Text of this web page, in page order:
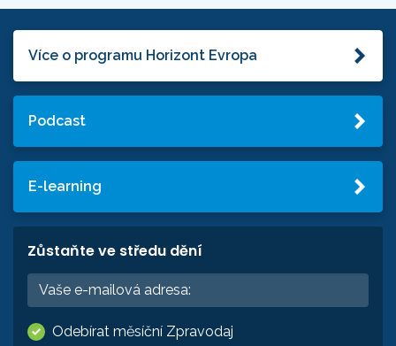
Více o programu Horizont Evropa
Podcast
E-learning
Zůstaňte ve středu dění
Odebírat měsíční Zpravodaj